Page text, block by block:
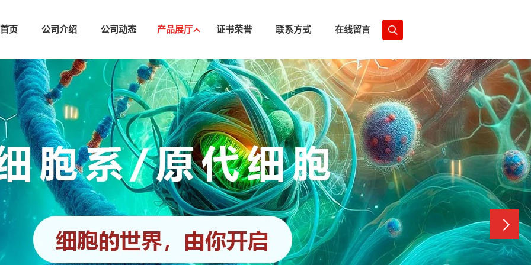
页 公司介绍 公司动态 产品展厅 证书荣誉 联系方式 在线留言